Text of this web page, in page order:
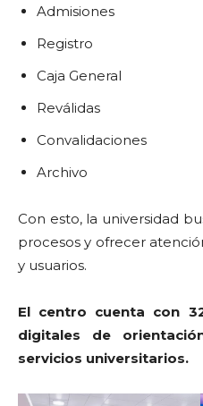
Admisiones
Registro
Caja General
Reválidas
Convalidaciones
Archivo
Con esto, la universidad
procesos y ofrecer
y usuarios.
El centro cuenta con
digitales de
servicios universitarios.